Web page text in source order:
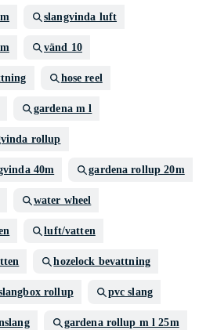
slangvinda luft
vänd 10
hose reel
gardena m l
rollup
40m gardena rollup 20m
water wheel
luft/vatten
hozelock bevattning
rollup pvc slang
gardena rollup m l 25m